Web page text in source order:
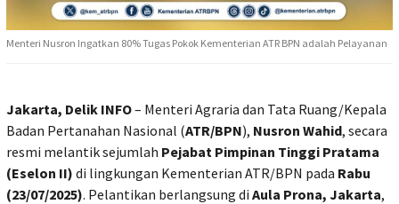
Menteri Nusron Ingatkan 80% Tugas Pokok Kementerian ATR BPN adalah Pelayanan
Jakarta, Delik INFO– Menteri Agraria dan Tata Ruang/Kepala
Badan Pertanahan Nasional (ATR/BPN), Nusron Wahid, secara
resmi melantik sejumlah Pejabat Pimpinan Tinggi Pratama
(Eselon II) di lingkungan Kementerian ATR/BPN pada Rabu
(23/07/2025). Pelantikan berlangsung di Aula Prona, Jakarta,